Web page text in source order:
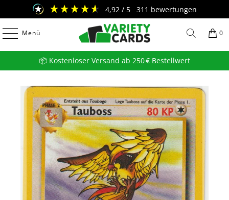
Menü 0
4,92 / 5 311 bewertungen
📦 Kostenloser Versand ab 250 € Bestellwert